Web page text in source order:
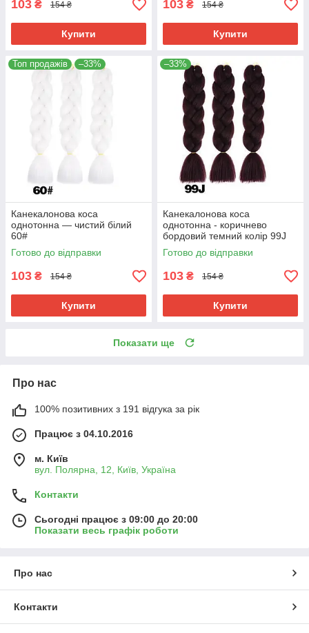
103 ₴ 154 ₴
Купити
103 ₴ 154 ₴
Купити
Топ продажів –33%
Канекалонова коса
однотонна — чистий білий
60#
Готово до відправки
103 ₴ 154 ₴
Купити
–33%
Канекалонова коса
однотонна - коричнево
бордовий темний колір 99J
Готово до відправки
103 ₴ 154 ₴
Купити
Показати ще
Про нас
100% позитивних з 191 відгука за рік
Працює з 04.10.2016
м. Київ
вул. Полярна, 12, Київ, Україна
Контакти
Сьогодні працює з 09:00 до 20:00
Показати весь графік роботи
Про нас
Контакти